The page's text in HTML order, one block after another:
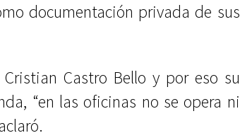
documentación privada de sus
Castro Bello y por eso su
“en las oficinas no se opera ni